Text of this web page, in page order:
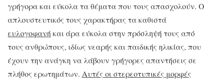
γρήγορα και εύκολα τα θέματα που τους απασχολούν. Ο
απλουστευτικός τους χαρακτήρας τα καθιστά
ευλογοφανή και άρα εύκολα στην πρόσληψή τους από
τους ανθρώπους, ιδίως νεαρής και παιδικής ηλικίας, που
έχουν την ανάγκη να λάβουν γρήγορες απαντήσεις σε
πλήθος ερωτημάτων. Αυτές οι στερεοτυπικές μορφές